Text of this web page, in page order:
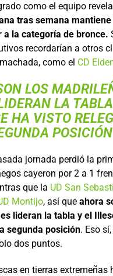
como el equipo
tras semana
a la categoría de bronce.
recordarían a otros
como el CD
LOS
LA
HA VISTO
POSICIÓN
jornada perdió la
cayeron por 2 a 1
que la UD San
Montijo, así que ahora
lideran la tabla y el
segunda posición. Eso
dos puntos.
en tierras extremeñas